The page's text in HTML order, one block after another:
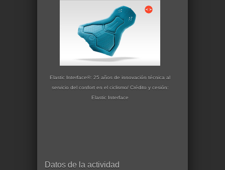
Elastic Interface®: 25 años de innovación técnica al
servicio del confort en el ciclismo/ Crédito y cesión:
Elastic Interface
Datos de la actividad